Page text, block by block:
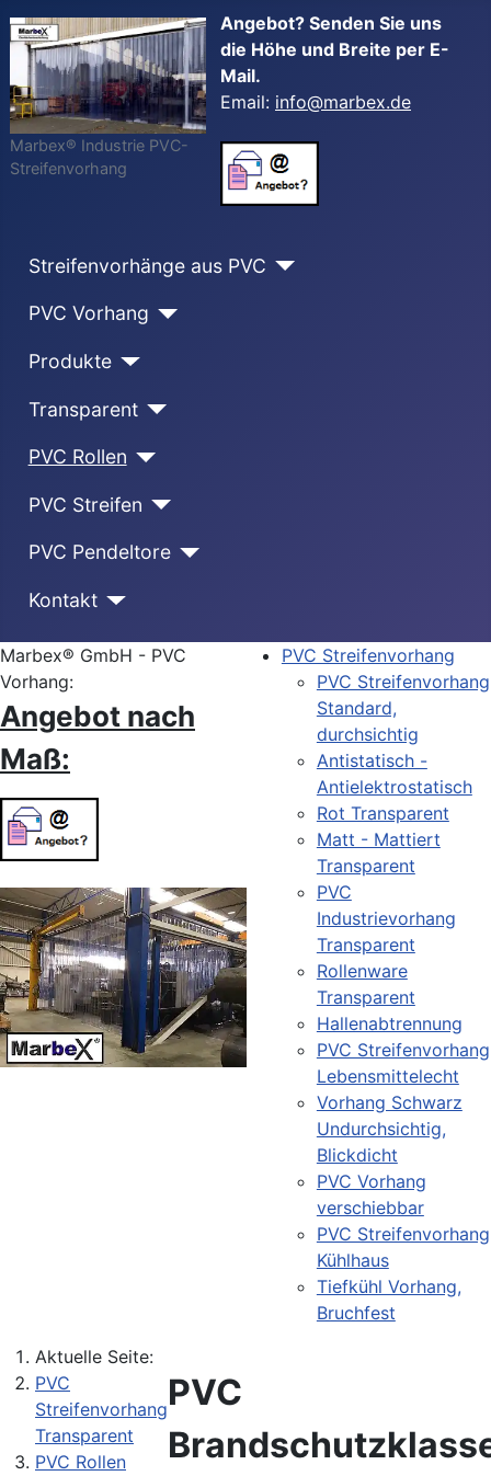
Marbex® Industrie PVC-
Streifenvorhang
Angebot? Senden Sie uns
die Höhe und Breite per E-
Mail.
Email: info@marbex.de
Streifenvorhänge aus PVC
PVC Vorhang
Produkte
Transparent
PVC Rollen
PVC Streifen
PVC Pendeltore
Kontakt
Marbex® GmbH - PVC
Vorhang:
Angebot nach
Maß:
PVC Streifenvorhang
PVC Streifenvorhang
Standard,
durchsichtig
Antistatisch -
Antielektrostatisch
Rot Transparent
Matt - Mattiert
Transparent
PVC
Industrievorhang
Transparent
Rollenware
Transparent
Hallenabtrennung
PVC Streifenvorhang
Lebensmittelecht
Vorhang Schwarz
Undurchsichtig,
Blickdicht
PVC Vorhang
verschiebbar
PVC Streifenvorhang
Kühlhaus
Tiefkühl Vorhang,
Bruchfest
Aktuelle Seite:
PVC
Streifenvorhang
Transparent
PVC Rollen
PVC